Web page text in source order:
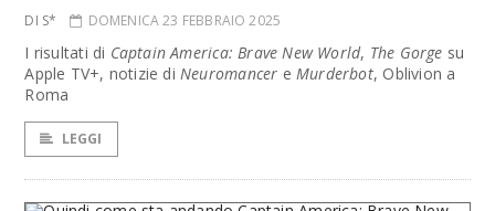
DI S* DOMENICA 23 FEBBRAIO 2025
I risultati di Captain America: Brave New World, The Gorge su
Apple TV+, notizie diNeuromancer e Murderbot, Oblivion a
Roma
LEGGI